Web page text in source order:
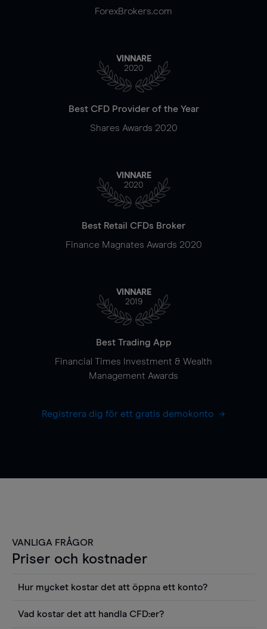
ForexBrokers.com
VINNARE
2020
Best CFD Provider of the Year
Shares Awards 2020
VINNARE
2020
Best Retail CFDs Broker
Finance Magnates Awards 2020
VINNARE
2019
Best Trading App
Financial Times Investment & Wealth
Management Awards
Registrera dig för ett gratis demokonto
VANLIGA FRÅGOR
Priser och kostnader
Hur mycket kostar det att öppna ett konto?
Vad kostar det att handla CFD:er?